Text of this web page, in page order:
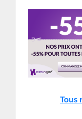
Tous